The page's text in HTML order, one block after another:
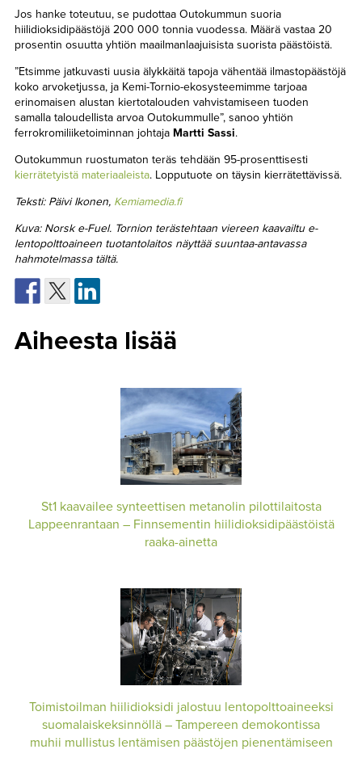
Jos hanke toteutuu, se pudottaa Outokummun suoria
hiilidioksidipäästöjä 200 000 tonnia vuodessa. Määrä vastaa 20
prosentin osuutta yhtiön maailmanlaajuisista suorista päästöistä.
”Etsimme jatkuvasti uusia älykkäitä tapoja vähentää ilmastopäästöjä
koko arvoketjussa, ja Kemi-Tornio-ekosysteemimme tarjoaa
erinomaisen alustan kiertotalouden vahvistamiseen tuoden
samalla taloudellista arvoa Outokummulle”, sanoo yhtiön
ferrokromiliiketoiminnan johtaja Martti Sassi.
Outokummun ruostumaton teräs tehdään 95-prosenttisesti
kierrätetyistä materiaaleista. Lopputuote on täysin kierrätettävissä.
Teksti: Päivi Ikonen, Kemiamedia.fi
Kuva: Norsk e-Fuel. Tornion terästehtaan viereen kaavailtu e-
lentopolttoaineen tuotantolaitos näyttää suuntaa-antavassa
hahmotelmassa tältä.
Aiheesta lisää
St1 kaavailee synteettisen metanolin pilottilaitosta
Lappeenrantaan – Finnsementin hiilidioksidipäästöistä
raaka-ainetta
Toimistoilman hiilidioksidi jalostuu lentopolttoaineeksi
suomalaiskeksinnöllä – Tampereen demokontissa
muhii mullistus lentämisen päästöjen pienentämiseen